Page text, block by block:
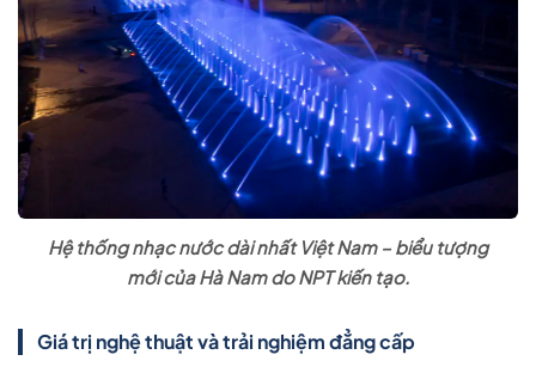
Hệ thống nhạc nước dài nhất Việt Nam – biểu tượng
mới của Hà Nam do NPT kiến tạo.
Giá trị nghệ thuật và trải nghiệm đẳng cấp